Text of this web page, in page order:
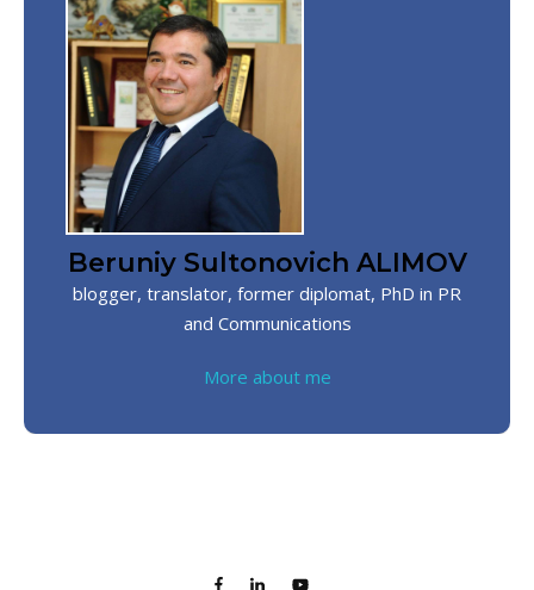
Beruniy Sultonovich ALIMOV
blogger, translator, former diplomat, PhD in PR
and Communications
More about me